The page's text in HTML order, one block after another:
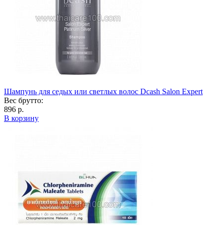
Шампунь для седых или светлых волос Dcash Salon Expert
Вес брутто:
896 р.
В корзину